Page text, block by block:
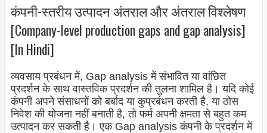
कंपनी-स्तरीय उत्पादन अंतराल और अंतराल विश्लेषण
[Company-level production gaps and gap analysis]
[In Hindi]
व्यवसाय प्रबंधन में, Gap analysis में संभावित या वांछित
प्रदर्शन के साथ वास्तविक प्रदर्शन की तुलना शामिल है। यदि कोई
कंपनी अपने संसाधनों को बर्बाद या कुप्रबंधन करती है, या ठोस
निवेश की योजना नहीं बनाती है, तो फर्म अपनी क्षमता से बहुत कम
उत्पादन कर सकती है। एक Gap analysis कंपनी के प्रदर्शन में